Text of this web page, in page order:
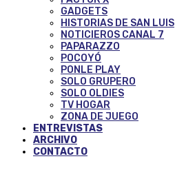
GADGETS
HISTORIAS DE SAN LUIS
NOTICIEROS CANAL 7
PAPARAZZO
POCOYÓ
PONLE PLAY
SOLO GRUPERO
SOLO OLDIES
TV HOGAR
ZONA DE JUEGO
ENTREVISTAS
ARCHIVO
CONTACTO